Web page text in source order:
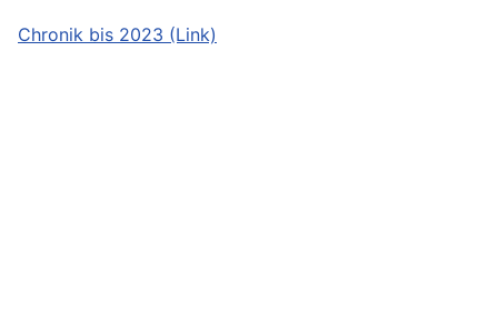
Chronik bis 2023 (Link)